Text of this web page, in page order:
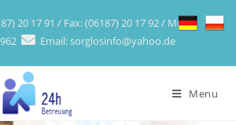
20 17 91 / Fax: (06187) 20 17 92 / Mobil:
Email: sorglosinfo@yahoo.de
Menu